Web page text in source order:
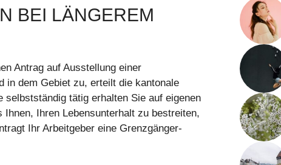
BEI LÄNGEREM
Antrag auf Ausstellung einer
in dem Gebiet zu, erteilt die kantonale
selbstständig tätig erhalten Sie auf eigenen
Ihren Lebensunterhalt zu bestreiten,
Ihr Arbeitgeber eine Grenzgänger-